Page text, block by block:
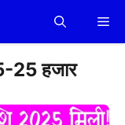
25 हजार